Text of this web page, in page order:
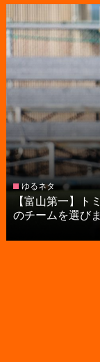
ゆるネタ
【富山第一】ト
のチームを選び